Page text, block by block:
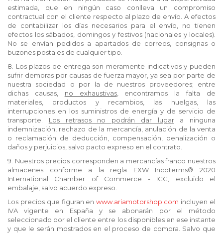
estimada, que en ningún caso conlleva un compromiso
contractual con el cliente respecto al plazo de envío. A efectos
de contabilizar los días necesarios para el envío, no tienen
efectos los sábados, domingos y festivos (nacionales y locales).
No se envían pedidos a apartados de correos, consignas o
buzones postales de cualquier tipo.
8. Los plazos de entrega son meramente indicativos y pueden
sufrir demoras por causas de fuerza mayor, ya sea por parte de
nuestra sociedad o por la de nuestros proveedores; entre
dichas causas, no exhaustivas, encontramos la falta de
materiales, productos y recambios, las huelgas, las
interrupciones en los suministros de energía y de servicio de
transporte. Los retrasos no podrán dar lugara ninguna
indemnización, rechazo de la mercancía, anulación de la venta
o reclamación de deducción, compensación, penalización o
daños y perjuicios, salvo pacto expreso en el contrato.
9. Nuestros precios corresponden a mercancías franco nuestros
almacenes conforme a la regla EXW Incoterms® 2020
International Chamber of Commerce - ICC, excluido el
embalaje, salvo acuerdo expreso.
Los precios que figuran enwww.ariamotorshop.com incluyen el
IVA vigente en España y se abonarán por el método
seleccionado por el cliente entre los disponibles en ese instante
y que le serán mostrados en el proceso de compra. Salvo que